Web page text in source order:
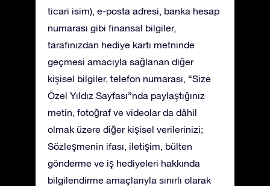
ticari isim), e-posta adresi, banka hesap
numarası gibi finansal bilgiler,
tarafınızdan hediye kartı metninde
geçmesi amacıyla sağlanan diğer
kişisel bilgiler, telefon numarası, “Size
Özel Yıldız Sayfası”nda paylaştığınız
metin, fotoğraf ve videolar da dâhil
olmak üzere diğer kişisel verilerinizi;
Sözleşmenin ifası, iletişim, bülten
gönderme ve iş hediyeleri hakkında
bilgilendirme amaçlarıyla sınırlı olarak